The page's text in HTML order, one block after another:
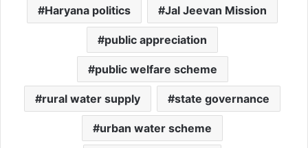
Haryana politics Jal Jeevan Mission
public appreciation
public welfare scheme
rural water supply state governance
urban water scheme